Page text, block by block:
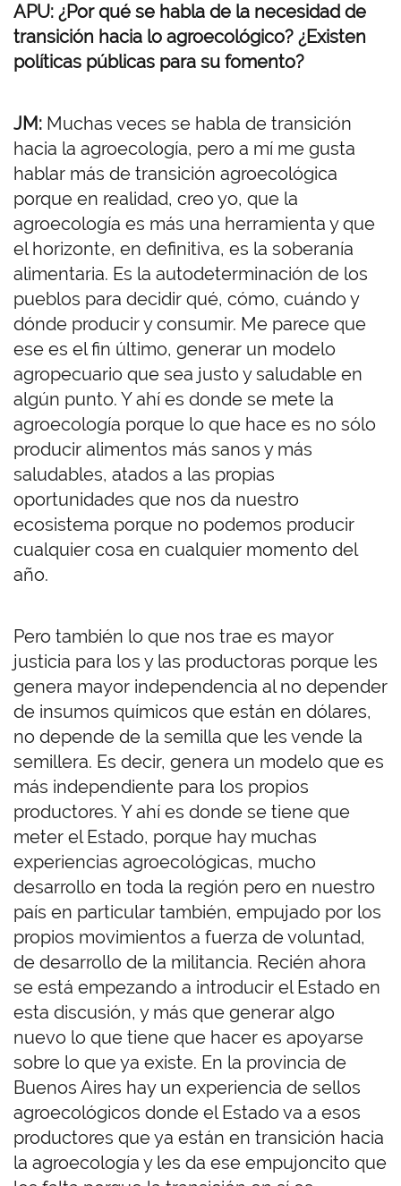
APU: ¿Por qué se habla de la necesidad de
transición hacia lo agroecológico? ¿Existen
políticas públicas para su fomento?
JM: Muchas veces se habla de transición
hacia la agroecología, pero a mí me gusta
hablar más de transición agroecológica
porque en realidad, creo yo, que la
agroecología es más una herramienta y que
el horizonte, en definitiva, es la soberanía
alimentaria. Es la autodeterminación de los
pueblos para decidir qué, cómo, cuándo y
dónde producir y consumir. Me parece que
ese es el fin último, generar un modelo
agropecuario que sea justo y saludable en
algún punto. Y ahí es donde se mete la
agroecología porque lo que hace es no sólo
producir alimentos más sanos y más
saludables, atados a las propias
oportunidades que nos da nuestro
ecosistema porque no podemos producir
cualquier cosa en cualquier momento del
año.
Pero también lo que nos trae es mayor
justicia para los y las productoras porque les
genera mayor independencia al no depender
de insumos químicos que están en dólares,
no depende de la semilla que les vende la
semillera. Es decir, genera un modelo que es
más independiente para los propios
productores. Y ahí es donde se tiene que
meter el Estado, porque hay muchas
experiencias agroecológicas, mucho
desarrollo en toda la región pero en nuestro
país en particular también, empujado por los
propios movimientos a fuerza de voluntad,
de desarrollo de la militancia. Recién ahora
se está empezando a introducir el Estado en
esta discusión, y más que generar algo
nuevo lo que tiene que hacer es apoyarse
sobre lo que ya existe. En la provincia de
Buenos Aires hay un experiencia de sellos
agroecológicos donde el Estado va a esos
productores que ya están en transición hacia
la agroecología y les da ese empujoncito que